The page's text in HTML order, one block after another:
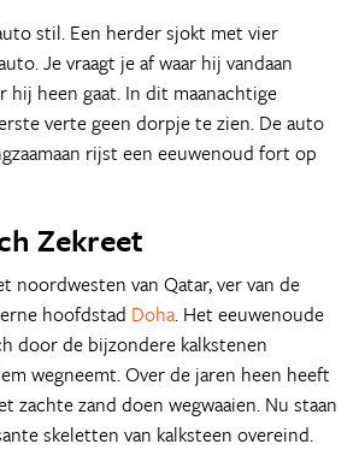
stil. Een herder sjokt met vier
Je vraagt je af waar hij vandaan
hij heen gaat. In dit maanachtige
verte geen dorpje te zien. De auto
rijst een eeuwenoud fort op
Zekreet
noordwesten van Qatar, ver van de
hoofdstad Doha. Het eeuwenoude
door de bijzondere kalkstenen
wegneemt. Over de jaren heen heeft
zachte zand doen wegwaaien. Nu staan
skeletten van kalksteen overeind.